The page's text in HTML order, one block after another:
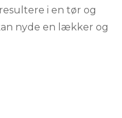
i en tør og
nyde en lækker og